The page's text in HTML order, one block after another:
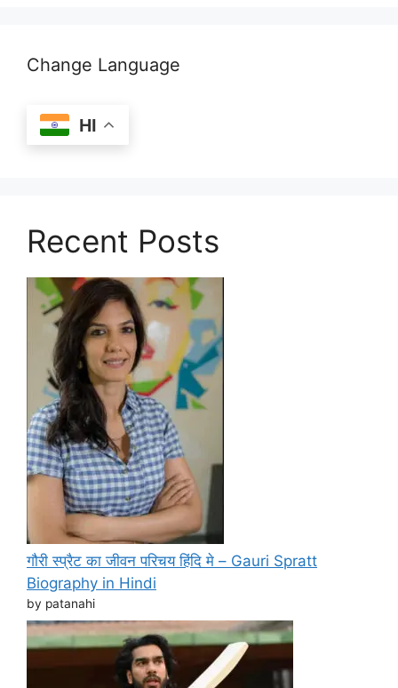
Change Language
HI
Recent Posts
गौरी स्प्रैट का जीवन परिचय हिंदि मे – Gauri Spratt
Biography in Hindi
by patanahi